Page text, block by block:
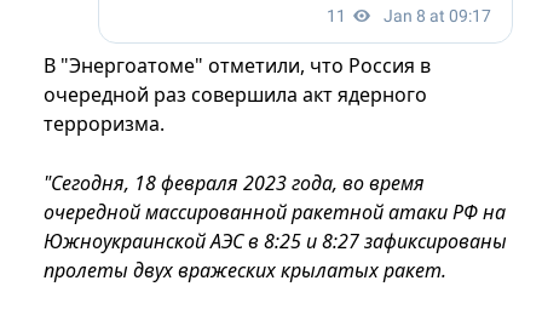
В "Энергоатоме" отметили, что Россия в
очередной раз совершила акт ядерного
терроризма.
"Сегодня, 18 февраля 2023 года, во время
очередной массированной ракетной атаки РФ на
Южноукраинской АЭС в 8:25 и 8:27 зафиксированы
пролеты двух вражеских крылатых ракет.